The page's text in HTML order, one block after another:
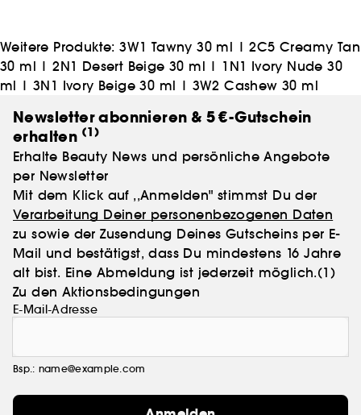
das Beste verbinden, was Wissenschaft und Natur zu
bieten haben.
Weitere Produkte:3W1 Tawny 30 ml |2C5 Creamy Tan
30 ml |2N1 Desert Beige 30 ml | 1N1 Ivory Nude 30
ml |3N1 Ivory Beige 30 ml | 3W2 Cashew 30 ml
Newsletter abonnieren & 5 €-Gutschein
erhalten (1)
Erhalte Beauty News und persönliche Angebote
per Newsletter
Mit dem Klick auf ,,Anmelden" stimmst Du der
Verarbeitung Deiner personenbezogenen Daten
zu sowie der Zusendung Deines Gutscheins per E-
Mail und bestätigst, dass Du mindestens 16 Jahre
alt bist. Eine Abmeldung ist jederzeit möglich.(1)
Zu den Aktionsbedingungen
E-Mail-Adresse
Bsp.: name@example.com